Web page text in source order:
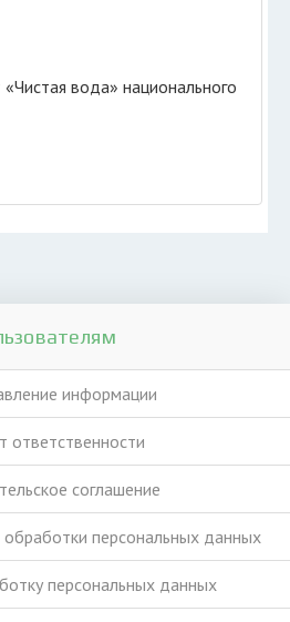
вода» национального
информации
ответственности
соглашение
персональных данных
персональных данных